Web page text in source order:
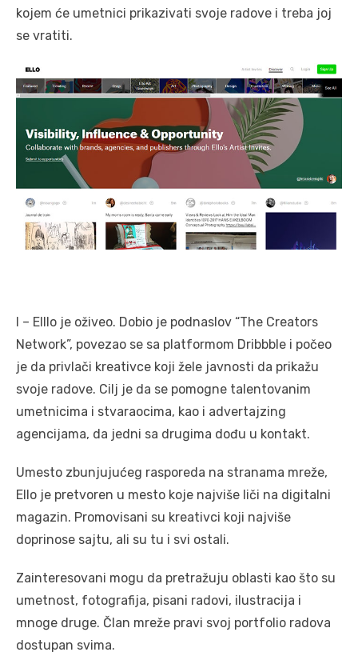
kojem će umetnici prikazivati svoje radove i treba joj
se vratiti.
I – Elllo je oživeo. Dobio je podnaslov “The Creators
Network”, povezao se sa platformom Dribbble i počeo
je da privlači kreativce koji žele javnosti da prikažu
svoje radove. Cilj je da se pomogne talentovanim
umetnicima i stvaraocima, kao i advertajzing
agencijama, da jedni sa drugima dođu u kontakt.
Umesto zbunjujućeg rasporeda na stranama mreže,
Ello je pretvoren u mesto koje najviše liči na digitalni
magazin. Promovisani su kreativci koji najviše
doprinose sajtu, ali su tu i svi ostali.
Zainteresovani mogu da pretražuju oblasti kao što su
umetnost, fotografija, pisani radovi, ilustracija i
mnoge druge. Član mreže pravi svoj portfolio radova
dostupan svima.